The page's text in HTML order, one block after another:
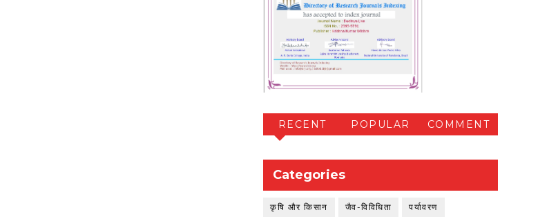
RECENT POPULAR COMMENT
Categories
कृषि और किसान जैव-विविधिता पर्यावरण